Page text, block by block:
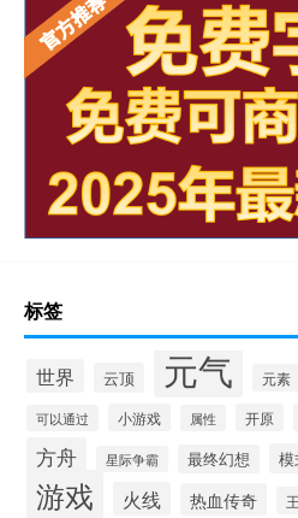
标签
世界 云顶 元气 元素
可以通过 小游戏 属性 开原
方舟 星际争霸 最终幻想
游戏 火线 热血传奇